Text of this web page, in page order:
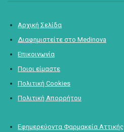
Αρχική Σελίδα
Διαφημιστείτε στο Medinova
Επικοινωνία
Ποιοι είμαστε
Πολιτική Cookies
Πολιτική Απορρήτου
Εφημερεύοντα Φαρμακεία Αττικής